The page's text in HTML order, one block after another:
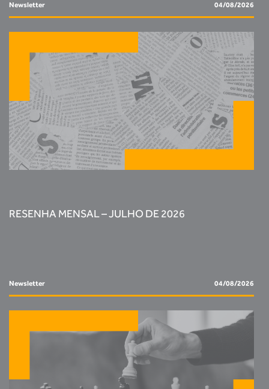
Newsletter 04/08/2026
RESENHA MENSAL – JULHO DE 2026
Newsletter 04/08/2026